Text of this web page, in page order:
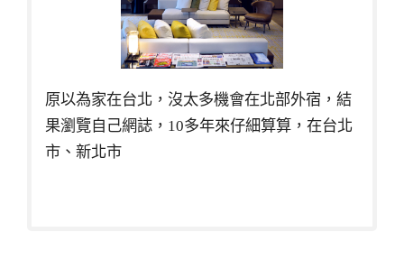
原以為家在台北，沒太多機會在北部外宿，結
果瀏覽自己網誌，10多年來仔細算算，在台北
市、新北市